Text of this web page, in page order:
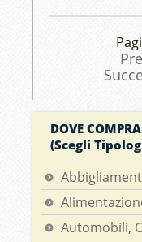
DOVE
(Scegli
Automobili,